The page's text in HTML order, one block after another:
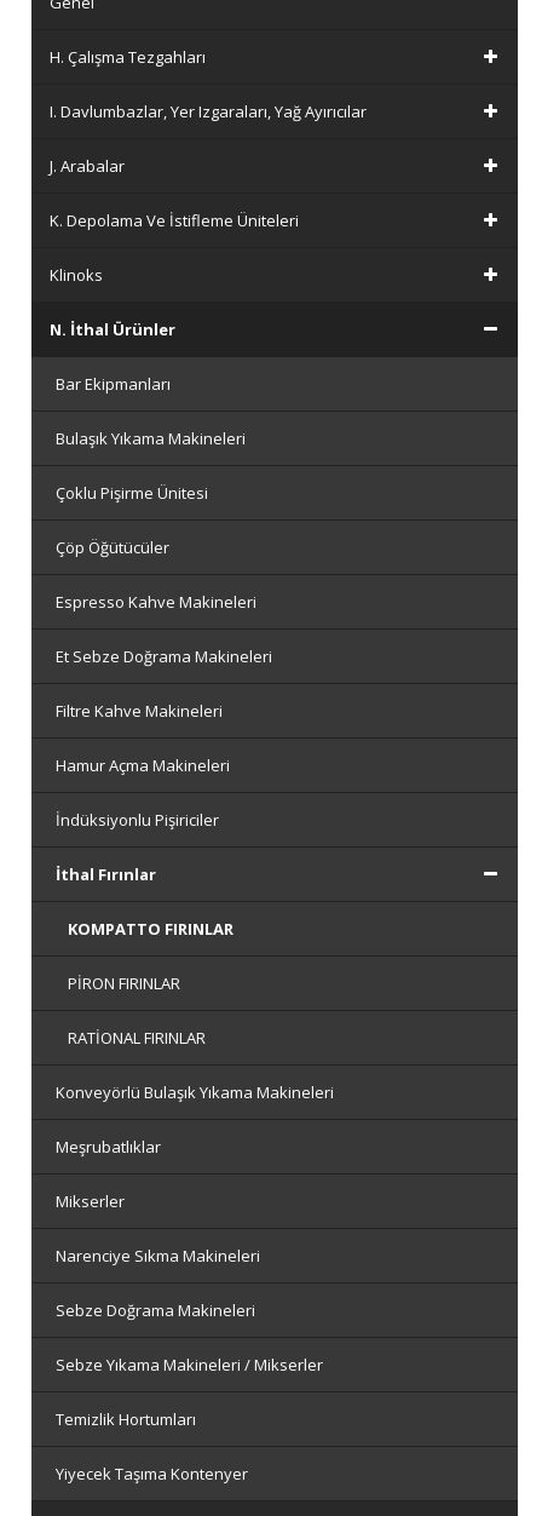
H. Çalışma Tezgahları
I. Davlumbazlar, Yer Izgaraları, Yağ Ayırıcılar
J. Arabalar
K. Depolama Ve İstifleme Üniteleri
Klinoks
N. İthal Ürünler
Bar Ekipmanları
Bulaşık Yıkama Makineleri
Çoklu Pişirme Ünitesi
Çöp Öğütücüler
Espresso Kahve Makineleri
Et Sebze Doğrama Makineleri
Filtre Kahve Makineleri
Hamur Açma Makineleri
İndüksiyonlu Pişiriciler
İthal Fırınlar
KOMPATTO FIRINLAR
PİRON FIRINLAR
RATİONAL FIRINLAR
Konveyörlü Bulaşık Yıkama Makineleri
Meşrubatlıklar
Mikserler
Narenciye Sıkma Makineleri
Sebze Doğrama Makineleri
Sebze Yıkama Makineleri / Mikserler
Temizlik Hortumları
Yiyecek Taşıma Kontenyer